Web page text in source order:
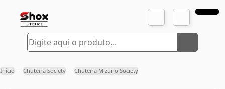
Início › Chuteira Society › Chuteira Mizuno Society